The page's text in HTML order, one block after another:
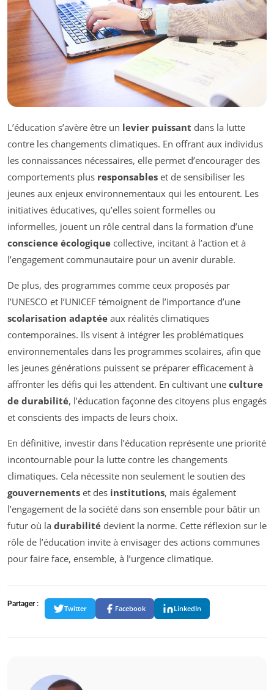
L’éducation s’avère être un levier puissant dans la lutte
contre les changements climatiques. En offrant aux individus
les connaissances nécessaires, elle permet d’encourager des
comportements plus responsables et de sensibiliser les
jeunes aux enjeux environnementaux qui les entourent. Les
initiatives éducatives, qu’elles soient formelles ou
informelles, jouent un rôle central dans la formation d’une
conscience écologique collective, incitant à l’action et à
l’engagement communautaire pour un avenir durable.
De plus, des programmes comme ceux proposés par
l’UNESCO et l’UNICEF témoignent de l’importance d’une
scolarisation adaptée aux réalités climatiques
contemporaines. Ils visent à intégrer les problématiques
environnementales dans les programmes scolaires, afin que
les jeunes générations puissent se préparer efficacement à
affronter les défis qui les attendent. En cultivant une culture
de durabilité, l’éducation façonne des citoyens plus engagés
et conscients des impacts de leurs choix.
En définitive, investir dans l’éducation représente une priorité
incontournable pour la lutte contre les changements
climatiques. Cela nécessite non seulement le soutien des
gouvernements et des institutions, mais également
l’engagement de la société dans son ensemble pour bâtir un
futur où la durabilité devient la norme. Cette réflexion sur le
rôle de l’éducation invite à envisager des actions communes
pour faire face, ensemble, à l’urgence climatique.
Partager :
Twitter Facebook LinkedIn